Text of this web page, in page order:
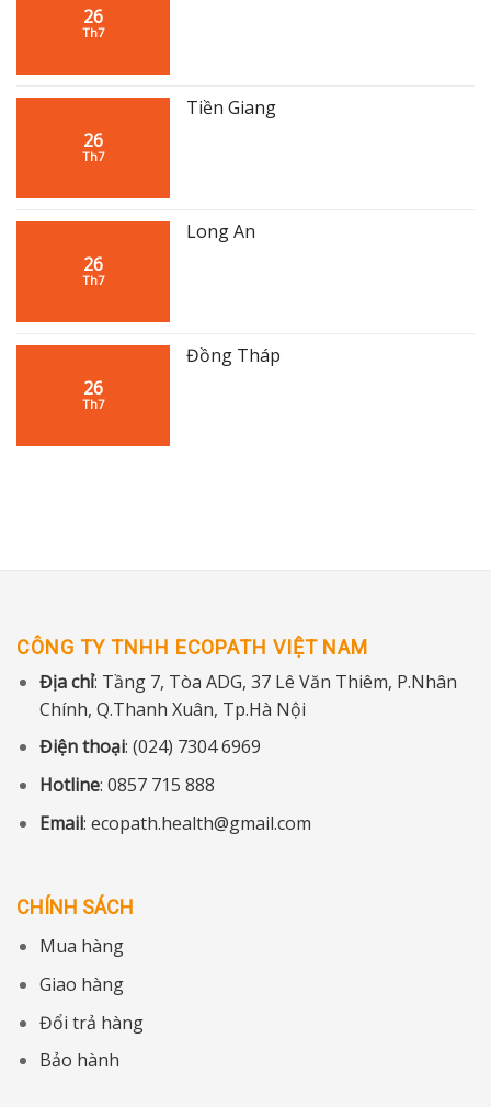
26
Th7
26
Th7
Tiền Giang
26
Th7
Long An
26
Th7
Đồng Tháp
CÔNG TY TNHH ECOPATH VIỆT NAM
Địa chỉ: Tầng 7, Tòa ADG, 37 Lê Văn Thiêm, P.Nhân
Chính, Q.Thanh Xuân, Tp.Hà Nội
Điện thoại: (024) 7304 6969
Hotline: 0857 715 888
Email: ecopath.health@gmail.com
CHÍNH SÁCH
Mua hàng
Giao hàng
Đổi trả hàng
Bảo hành